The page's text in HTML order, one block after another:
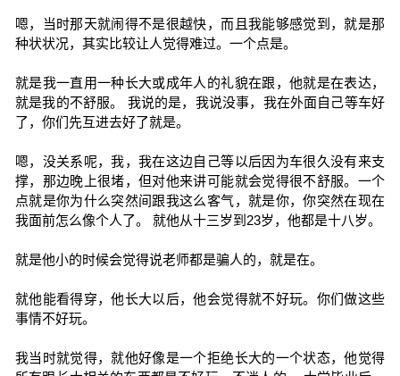
嗯，当时那天就闹得不是很越快，而且我能够感觉到，就是那
种状状况，其实比较让人觉得难过。一个点是。
就是我一直用一种长大或成年人的礼貌在跟，他就是在表达，
就是我的不舒服。 我说的是，我说没事，我在外面自己等车好
了，你们先互进去好了就是。
嗯，没关系呢，我，我在这边自己等以后因为车很久没有来支
撑，那边晚上很堵，但对他来讲可能就会觉得很不舒服。一个
点就是你为什么突然间跟我这么客气，就是你，你突然在现在
我面前怎么像个人了。 就他从十三岁到23岁，他都是十八岁。
就是他小的时候会觉得说老师都是骗人的，就是在。
就他能看得穿，他长大以后，他会觉得就不好玩。你们做这些
事情不好玩。
我当时就觉得，就他好像是一个拒绝长大的一个状态，他觉得